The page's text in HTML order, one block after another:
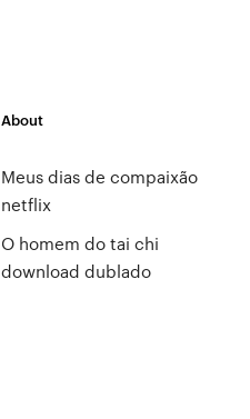
About
Meus dias de compaixão
netflix
O homem do tai chi
download dublado